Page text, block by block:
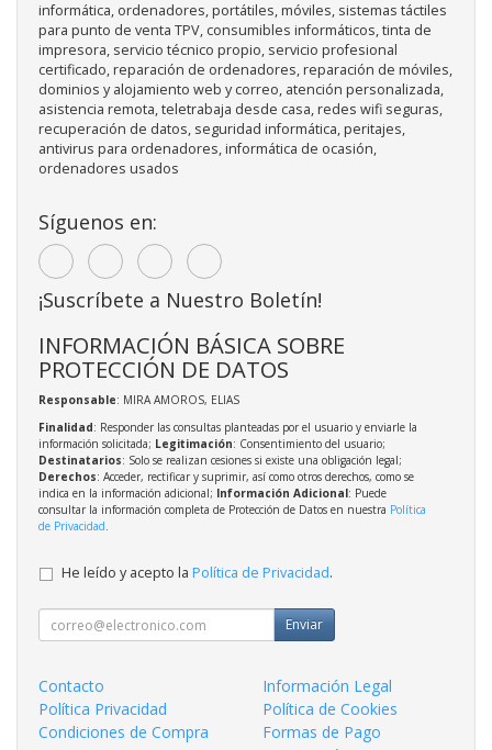
informática, ordenadores, portátiles, móviles, sistemas táctiles
para punto de venta TPV, consumibles informáticos, tinta de
impresora, servicio técnico propio, servicio profesional
certificado, reparación de ordenadores, reparación de móviles,
dominios y alojamiento web y correo, atención personalizada,
asistencia remota, teletrabaja desde casa, redes wifi seguras,
recuperación de datos, seguridad informática, peritajes,
antivirus para ordenadores, informática de ocasión,
ordenadores usados
Síguenos en:
¡Suscríbete a Nuestro Boletín!
INFORMACIÓN BÁSICA SOBRE
PROTECCIÓN DE DATOS
Responsable: MIRA AMOROS, ELIAS
Finalidad: Responder las consultas planteadas por el usuario y enviarle la
información solicitada; Legitimación: Consentimiento del usuario;
Destinatarios: Solo se realizan cesiones si existe una obligación legal;
Derechos: Acceder, rectificar y suprimir, así como otros derechos, como se
indica en la información adicional; Información Adicional: Puede
consultar la información completa de Protección de Datos en nuestra Política
de Privacidad.
He leído y acepto la Política de Privacidad.
Enviar
Contacto
Información Legal
Política Privacidad
Política de Cookies
Condiciones de Compra
Formas de Pago